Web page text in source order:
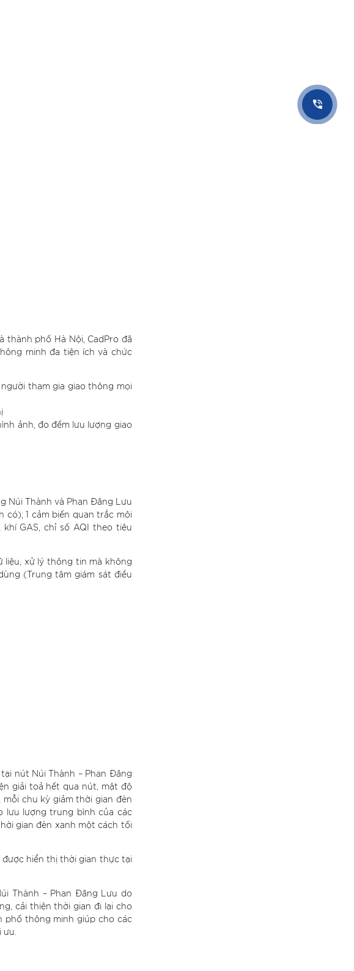
phố Hà Nội, CadPro đã
minh đa tiện ích và chức
tham gia giao thông mọi
ảnh, đo đếm lưu lượng giao
Núi Thành và Phan Đăng Lưu
1 cảm biến quan trắc môi
GAS, chỉ số AQI theo tiêu
liệu, xử lý thông tin mà không
(Trung tâm giám sát điều
nút Núi Thành – Phan Đăng
giải toả hết qua nút, mật độ
chu kỳ giảm thời gian đèn
lưu lượng trung bình của các
gian đèn xanh một cách tối
hiển thị thời gian thực tại
Thành – Phan Đăng Lưu do
cải thiện thời gian đi lại cho
phố thông minh giúp cho các
ưu.